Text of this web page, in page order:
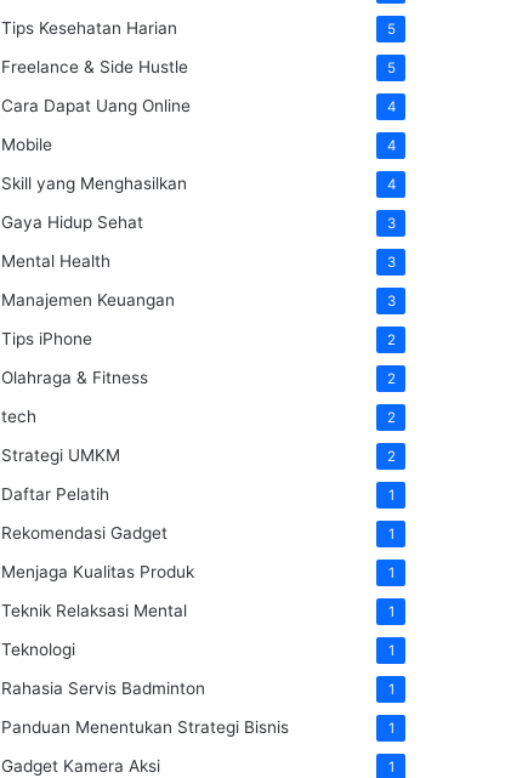
Tips Kesehatan Harian 5
Freelance & Side Hustle 5
Cara Dapat Uang Online 4
Mobile 4
Skill yang Menghasilkan 4
Gaya Hidup Sehat 3
Mental Health 3
Manajemen Keuangan 3
Tips iPhone 2
Olahraga & Fitness 2
tech 2
Strategi UMKM 2
Daftar Pelatih 1
Rekomendasi Gadget 1
Menjaga Kualitas Produk 1
Teknik Relaksasi Mental 1
Teknologi 1
Rahasia Servis Badminton 1
Panduan Menentukan Strategi Bisnis 1
Gadget Kamera Aksi 1